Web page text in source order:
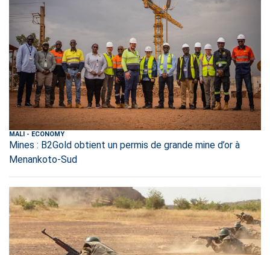
MALI - ECONOMY
Mines : B2Gold obtient un permis de grande mine d’or à
Menankoto-Sud